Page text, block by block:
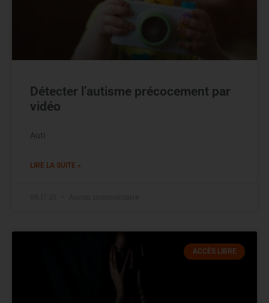
Détecter l’autisme précocement par
vidéo
Auti
LIRE LA SUITE »
ACCÈS LIBRE